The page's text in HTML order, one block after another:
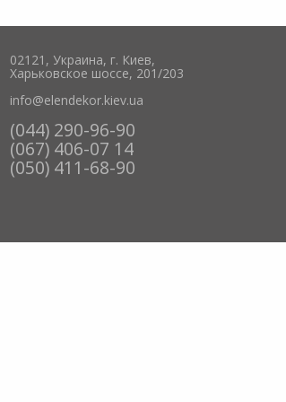
02121, Украина, г. Киев,
Харьковское шоссе, 201/203
info@elendekor.kiev.ua
(044) 290-96-90
(067) 406-07 14
(050) 411-68-90